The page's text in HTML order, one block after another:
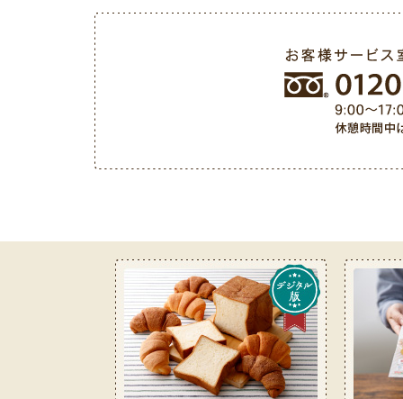
お客様サービス室フリーダイヤル 0120-487-050（